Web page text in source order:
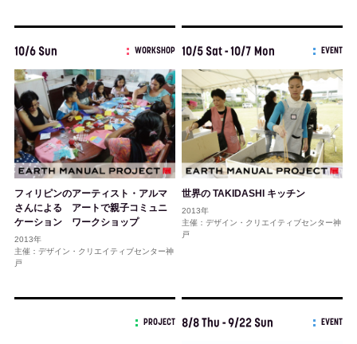
10/6 Sun WORKSHOP
フィリピンのアーティスト・アルマ
さんによる アートで親子コミュニ
ケーション ワークショップ
2013年
主催：デザイン・クリエイティブセンター神
戸
10/5 Sat - 10/7 Mon EVENT
世界の TAKIDASHI キッチン
2013年
主催：デザイン・クリエイティブセンター神
戸
PROJECT 8/8 Thu - 9/22 Sun EVENT